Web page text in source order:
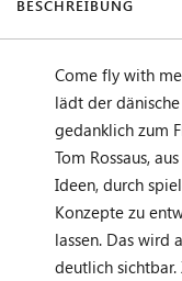
BESCHREIBUNG
Come fly with
lädt der
gedanklich zum
Tom Rossaus,
Ideen, durch
Konzepte zu
lassen. Das wird
deutlich